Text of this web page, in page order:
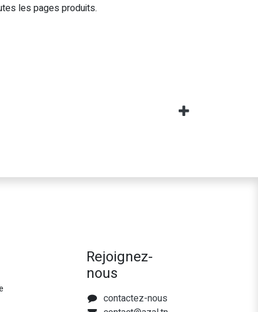
les pages produits.
Rejoignez-
nous
contactez-nous